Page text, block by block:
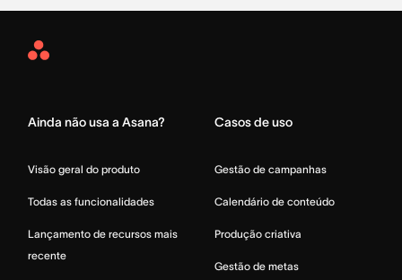
Asana
Ainda não usa a Asana?
Visão geral do produto
Todas as funcionalidades
Lançamento de recursos mais
recente
Casos de uso
Gestão de campanhas
Calendário de conteúdo
Produção criativa
Gestão de metas